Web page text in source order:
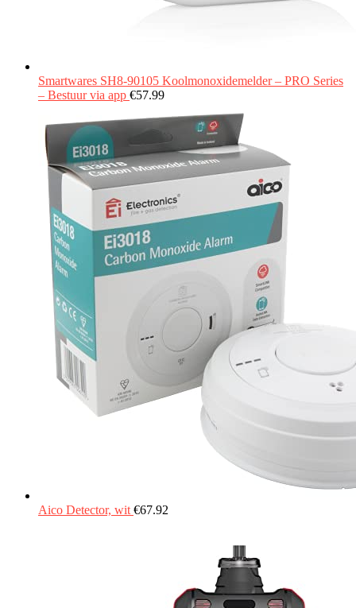
Smartwares SH8-90105 Koolmonoxidemelder – PRO Series
– Bestuur via app €57.99
Aico Detector, wit €67.92